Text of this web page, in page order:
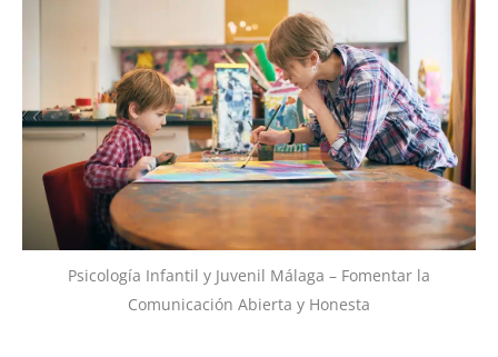
Psicología Infantil y Juvenil Málaga – Fomentar la
Comunicación Abierta y Honesta